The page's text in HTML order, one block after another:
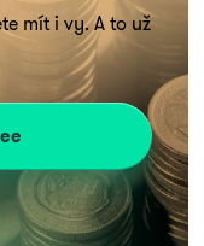
mít i vy. A to už